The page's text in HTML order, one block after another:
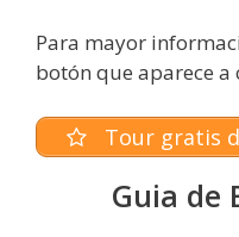
Para mayor
botón que aparece a
Tour gratis
Guia de